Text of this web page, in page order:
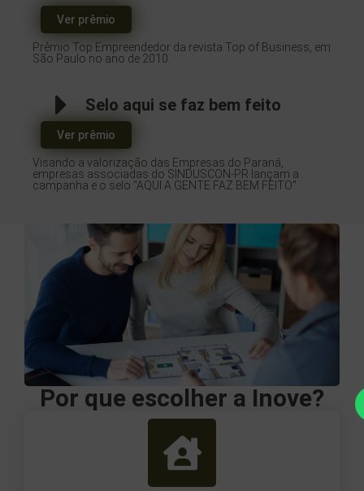
Ver prêmio
Prêmio Top Empreendedor da revista Top of Business, em
São Paulo no ano de 2010.
Selo aqui se faz bem feito
Ver prêmio
Visando a valorização das Empresas do Paraná,
empresas associadas do SINDUSCON-PR lançam a
campanha e o selo "AQUI A GENTE FAZ BEM FEITO".
Por que escolher a Inove?